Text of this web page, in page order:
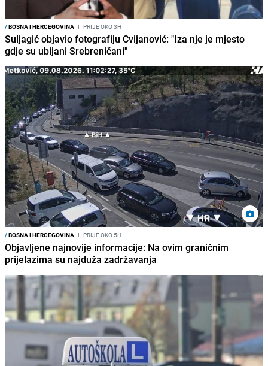
/BOSNA I HERCEGOVINA I PRIJE OKO 3H
Suljagić objavio fotografiju Cvijanović: "Iza nje je mjesto
gdje su ubijani Srebreničani"
/BOSNA I HERCEGOVINA I PRIJE OKO 5H
Objavljene najnovije informacije: Na ovim graničnim
prijelazima su najduža zadržavanja